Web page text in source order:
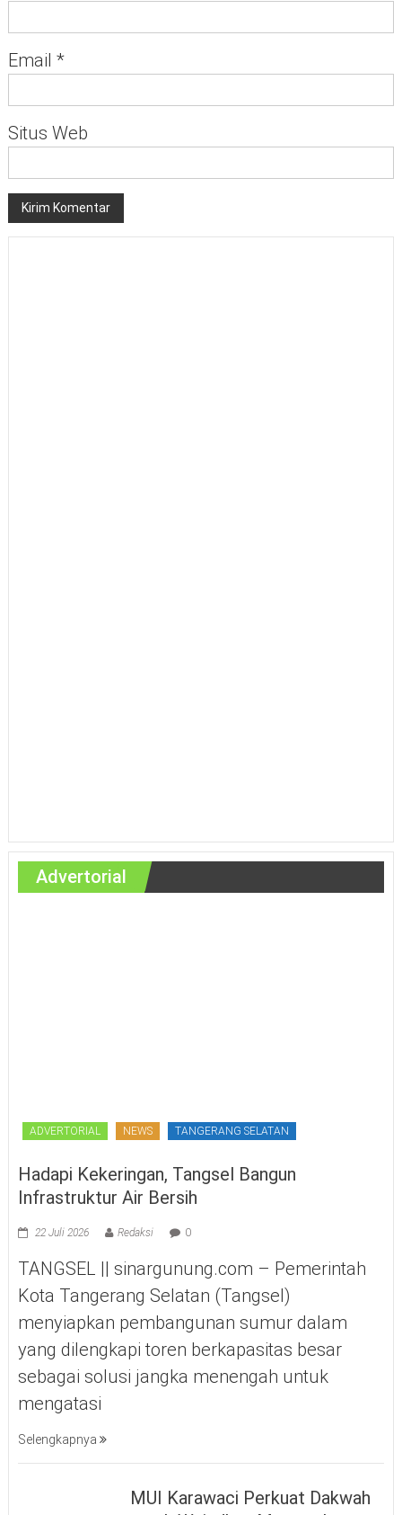
Email *
Situs Web
Advertorial
ADVERTORIAL NEWS TANGERANG SELATAN
Hadapi Kekeringan, Tangsel Bangun
Infrastruktur Air Bersih
22 Juli 2026 Redaksi 0
TANGSEL || sinargunung.com – Pemerintah
Kota Tangerang Selatan (Tangsel)
menyiapkan pembangunan sumur dalam
yang dilengkapi toren berkapasitas besar
sebagai solusi jangka menengah untuk
mengatasi
Selengkapnya
MUI Karawaci Perkuat Dakwah